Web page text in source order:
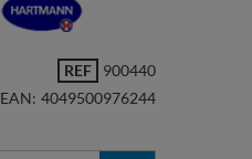
REF
900440
EAN: 4049500976244